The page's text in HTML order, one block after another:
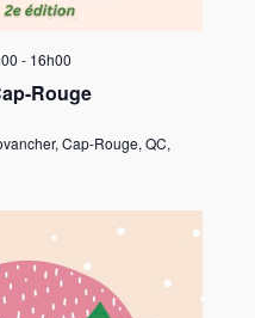
Rouge
- 16h00
Cap-Rouge, QC,